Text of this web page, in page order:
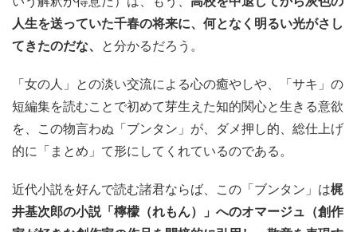
人生を送っていた千春の将来に、何となく明るい光がさし
てきたのだな、 と分かるだろう。
「女の人」との淡い交流による心の癒やしや、「サキ」の
短編集を読むことで初めて芽生えた知的関心と生きる意欲
を、この物言わぬ「ブンタン」が、ダメ押し的、総仕上げ
的に「まとめ」て形にしてくれているのである。
近代小説を好んで読む諸君ならば、この「ブンタン」は梶
井基次郎の小説「檸檬（れもん）」へのオマージュ（創作